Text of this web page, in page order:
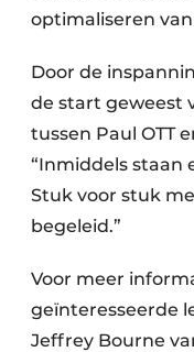
optimaliseren
Door de
de start geweest
tussen Paul OTT
“Inmiddels staan
Stuk voor stuk
begeleid.”
Voor meer
geïnteresseerde
Jeffrey Bourne